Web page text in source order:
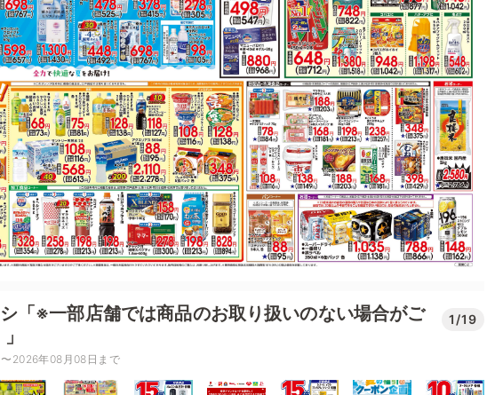
「※一部店舗では商品のお取り扱いのない場合がご
1/19
2026年08月08日まで